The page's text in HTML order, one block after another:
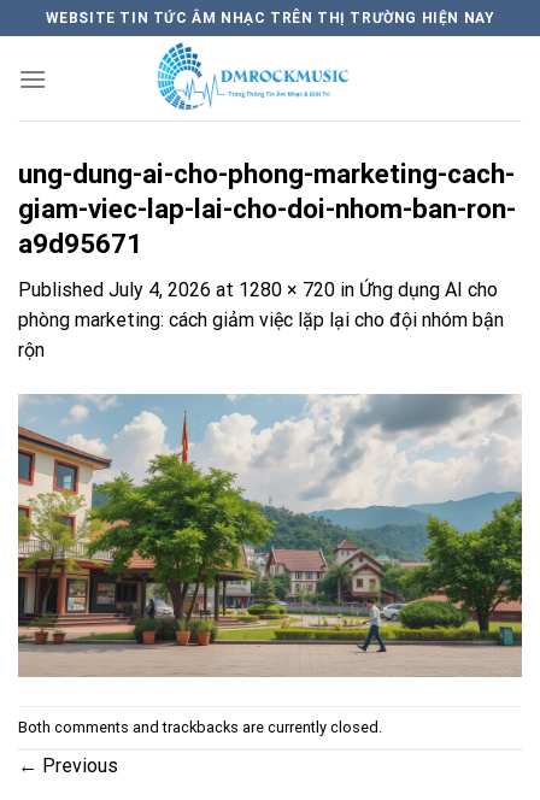
content
WEBSITE TIN TỨC ÂM NHẠC TRÊN THỊ TRƯỜNG HIỆN NAY
ung-dung-ai-cho-phong-marketing-cach-
giam-viec-lap-lai-cho-doi-nhom-ban-ron-
a9d95671
Published July 4, 2026 at 1280 × 720 in Ứng dụng AI cho
phòng marketing: cách giảm việc lặp lại cho đội nhóm bận
rộn
Both comments and trackbacks are currently closed.
← Previous